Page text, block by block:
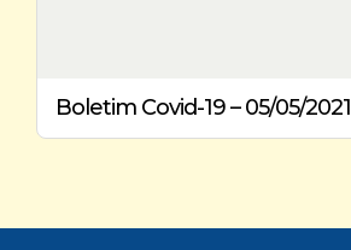
Boletim Covid-19 – 05/05/2021